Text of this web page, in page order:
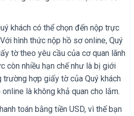
khách có thể chọn đến nộp trực
hình thức nộp hồ sơ online, Quý
tờ theo yêu cầu của cơ quan lãnh
còn nhiều hạn chế như là bị giới
trường hợp giấy tờ của Quý khách
là không khả quan cho lắm.
toán bằng tiền USD, vì thế bạn